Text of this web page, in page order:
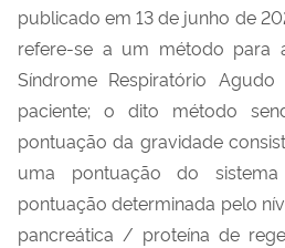
publicado em 13 de junho de
refere-se a um método para
Síndrome Respiratório
paciente; o dito método
pontuação da gravidade
uma pontuação do
pontuação determinada pelo
pancreática / proteína de